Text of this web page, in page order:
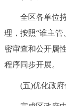
ESPAÑOL
全区各单位持
理，按照“谁主管
密审查和公开属
程序同步开展。
(五)优化政府